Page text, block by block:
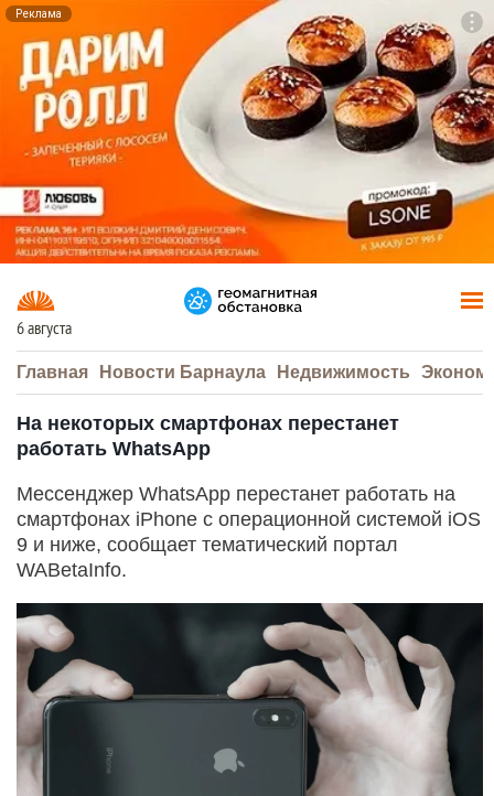
Реклама
6 августа
Главная Новости Барнаула Недвижимость
На некоторых смартфонах перестанет
работать WhatsApp
Мессенджер WhatsApp перестанет работать на
смартфонах iPhone с операционной системой iOS
9 и ниже, сообщает тематический портал
WABetaInfo.